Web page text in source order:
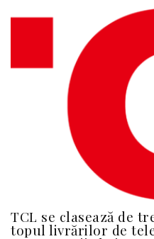
TCL se clasează de
topul livrărilor de